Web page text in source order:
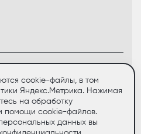
cookie-файлы, в том
Яндекс.Метрика. Нажимая
на обработку
помощи cookie-файлов.
данных вы